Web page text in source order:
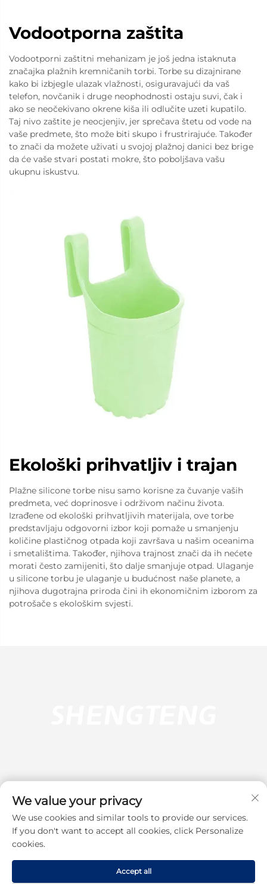
Vodootporna zaštita
Vodootporni zaštitni mehanizam je još jedna istaknuta
značajka plažnih kremničanih torbi. Torbe su dizajnirane
kako bi izbjegle ulazak vlažnosti, osiguravajući da vaš
telefon, novčanik i druge neophodnosti ostaju suvi, čak i
ako se neočekivano okrene kiša ili odlučite uzeti kupatilo.
Taj nivo zaštite je neocjenjiv, jer sprečava štetu od vode na
vaše predmete, što može biti skupo i frustrirajuće. Također
to znači da možete uživati u svojoj plažnoj danici bez brige
da će vaše stvari postati mokre, što poboljšava vašu
ukupnu iskustvu.
Ekološki prihvatljiv i trajan
Plažne silicone torbe nisu samo korisne za čuvanje vaših
predmeta, već doprinosve i održivom načinu života.
Izrađene od ekološki prihvatljivih materijala, ove torbe
predstavljaju odgovorni izbor koji pomaže u smanjenju
količine plastičnog otpada koji završava u našim oceanima
i smetalištima. Također, njihova trajnost znači da ih nećete
morati često zamijeniti, što dalje smanjuje otpad. Ulaganje
u silicone torbu je ulaganje u budućnost naše planete, a
njihova dugotrajna priroda čini ih ekonomičnim izborom za
potrošače s ekološkim svjesti.
Pretplati se
Autorska prava © 2025 Dongguan Shengteng Plastic Hardware
We value your privacy
We use cookies and similar tools to provide our services.
If you don't want to accept all cookies, click Personalize
cookies.
Accept all